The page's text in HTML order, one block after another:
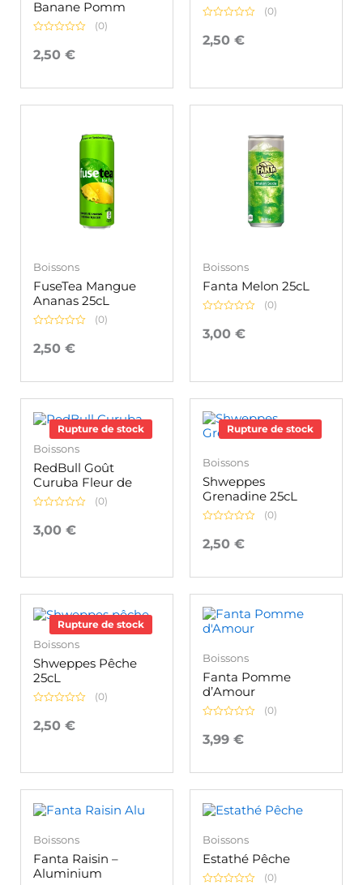
Banane Pomm
0
sur
(0)
2,50 €
0
sur
(0)
2,50 €
Boissons
FuseTea Mangue
Ananas 25cL
0
sur
(0)
2,50 €
Boissons
Fanta Melon 25cL
0
sur
(0)
3,00 €
Rupture de stock
Boissons
RedBull Goût
Curuba Fleur de
0
sur
(0)
3,00 €
Rupture de stock
Boissons
Shweppes
Grenadine 25cL
0
sur
(0)
2,50 €
Rupture de stock
Boissons
Shweppes Pêche
25cL
0
sur
(0)
2,50 €
Boissons
Fanta Pomme
d’Amour
0
sur
(0)
3,99 €
Boissons
Fanta Raisin –
Aluminium
Boissons
Estathé Pêche
(0)